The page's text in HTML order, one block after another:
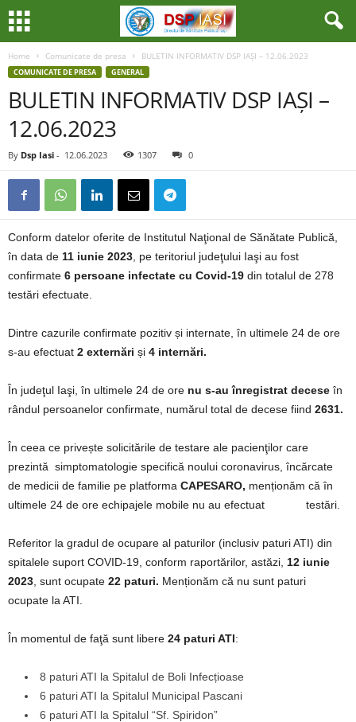
Home Comunicate de presa BULETIN INFORMATIV DSP IAȘI – 12.06.2023
COMUNICATE DE PRESA GENERAL
BULETIN INFORMATIV DSP IAȘI –
12.06.2023
By Dsp Iasi - 12.06.2023 1307 0
Conform datelor oferite de Institutul Naţional de Sănătate Publică,
în data de 11 iunie 2023 , pe teritoriul judeţului Iaşi au fost
confirmate 6 persoane infectate cu Covid-19 din totalul de 278
testări efectuate.
Dintre cazurile confirmate pozitiv și internate, în ultimele 24 de ore
s-au efectuat 2 externări și 4 internări.
În judeţul Iaşi, în ultimele 24 de ore nu s-au înregistrat decese în
rândul persoanelor confirmate, numărul total de decese fiind 2631.
În ceea ce privește solicitările de testare ale pacienţilor care
prezintă simptomatologie specifică noului coronavirus, încărcate
de medicii de familie pe platforma CAPESARO, menționăm că în
ultimele 24 de ore echipajele mobile nu au efectuat testări.
Referitor la gradul de ocupare al paturilor (inclusiv paturi ATI) din
spitalele suport COVID-19, conform raportărilor, astăzi, 12 iunie
2023 , sunt ocupate 22 paturi. Menționăm că nu sunt paturi
ocupate la ATI.
În momentul de faţă sunt libere 24 paturi ATI:
8 paturi ATI la Spitalul de Boli Infecțioase
6 paturi ATI la Spitalul Municipal Pascani
6 paturi ATI la Spitalul “Sf. Spiridon”